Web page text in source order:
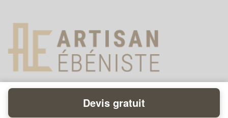
Powered byPlus que pro
Devis gratuit